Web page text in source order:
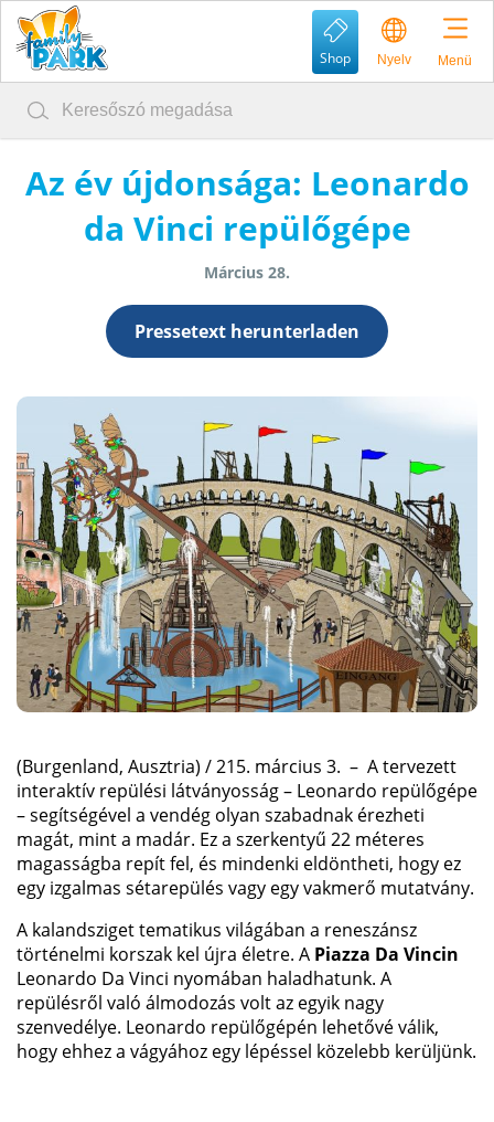
Shop Nyelv Menü
Az év újdonsága: Leonardo
da Vinci repülőgépe
Március 28.
Pressetext herunterladen
(Burgenland, Ausztria) / 215. március 3. – A tervezett
interaktív repülési látványosság – Leonardo repülőgépe
– segítségével a vendég olyan szabadnak érezheti
magát, mint a madár. Ez a szerkentyű 22 méteres
magasságba repít fel, és mindenki eldöntheti, hogy ez
egy izgalmas sétarepülés vagy egy vakmerő mutatvány.
A kalandsziget tematikus világában a reneszánsz
történelmi korszak kel újra életre. A Piazza Da Vincin
Leonardo Da Vinci nyomában haladhatunk. A
repülésről való álmodozás volt az egyik nagy
szenvedélye. Leonardo repülőgépén lehetővé válik,
hogy ehhez a vágyához egy lépéssel közelebb kerüljünk.